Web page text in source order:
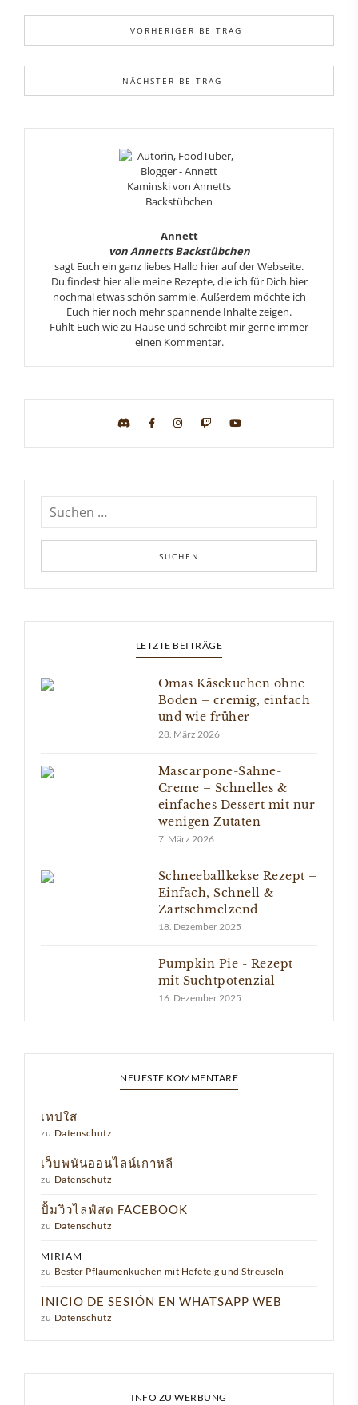
VORHERIGER BEITRAG
NÄCHSTER BEITRAG
Annett
von Annetts Backstübchen
sagt Euch ein ganz liebes Hallo hier auf der Webseite.
Du findest hier alle meine Rezepte, die ich für Dich hier
nochmal etwas schön sammle. Außerdem möchte ich
Euch hier noch mehr spannende Inhalte zeigen.
Fühlt Euch wie zu Hause und schreibt mir gerne immer
einen Kommentar.
LETZTE BEITRÄGE
Omas Käsekuchen ohne
Boden – cremig, einfach
und wie früher
28. März 2026
Mascarpone-Sahne-
Creme – Schnelles &
einfaches Dessert mit nur
wenigen Zutaten
7. März 2026
Schneeballkekse Rezept –
Einfach, Schnell &
Zartschmelzend
18. Dezember 2025
Pumpkin Pie - Rezept
mit Suchtpotenzial
16. Dezember 2025
NEUESTE KOMMENTARE
เทปใส
zu Datenschutz
เว็บพนันออนไลน์เกาหลี
zu Datenschutz
ปั้มวิวไลฟ์สด FACEBOOK
zu Datenschutz
MIRIAM
zu Bester Pflaumenkuchen mit Hefeteig und Streuseln
INICIO DE SESIÓN EN WHATSAPP WEB
zu Datenschutz
INFO ZU WERBUNG